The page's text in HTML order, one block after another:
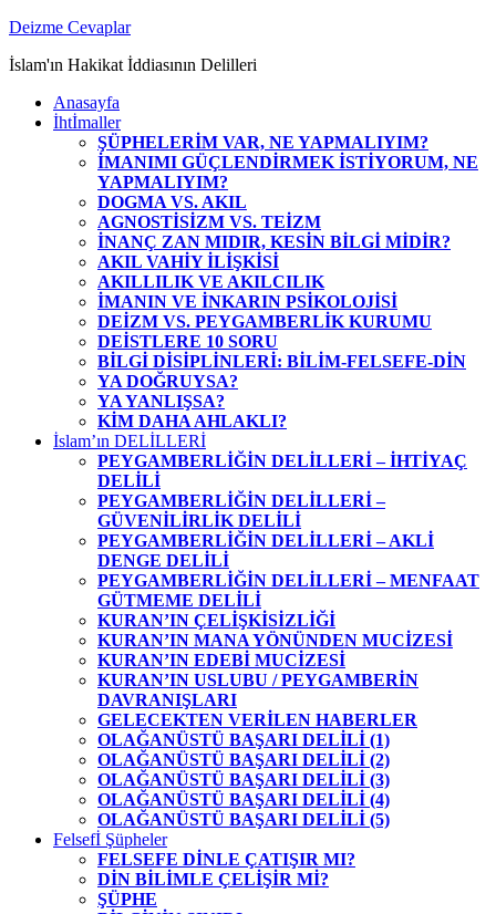
Zum
springen
Deizme Cevaplar
İslam'ın Hakikat İddiasının Delilleri
Anasayfa
İhtİmaller
ŞÜPHELERİM VAR, NE YAPMALIYIM?
İMANIMI GÜÇLENDİRMEK İSTİYORUM, NE
YAPMALIYIM?
DOGMA VS. AKIL
AGNOSTİSİZM VS. TEİZM
İNANÇ ZAN MIDIR, KESİN BİLGİ MİDİR?
AKIL VAHİY İLİŞKİSİ
AKILLILIK VE AKILCILIK
İMANIN VE İNKARIN PSİKOLOJİSİ
DEİZM VS. PEYGAMBERLİK KURUMU
DEİSTLERE 10 SORU
BİLGİ DİSİPLİNLERİ: BİLİM-FELSEFE-DİN
YA DOĞRUYSA?
YA YANLIŞSA?
KİM DAHA AHLAKLI?
İslam’ın DELİLLERİ
PEYGAMBERLİĞİN DELİLLERİ – İHTİYAÇ
DELİLİ
PEYGAMBERLİĞİN DELİLLERİ –
GÜVENİLİRLİK DELİLİ
PEYGAMBERLİĞİN DELİLLERİ – AKLİ
DENGE DELİLİ
PEYGAMBERLİĞİN DELİLLERİ – MENFAAT
GÜTMEME DELİLİ
KURAN’IN ÇELİŞKİSİZLİĞİ
KURAN’IN MANA YÖNÜNDEN MUCİZESİ
KURAN’IN EDEBİ MUCİZESİ
KURAN’IN USLUBU / PEYGAMBERİN
DAVRANIŞLARI
GELECEKTEN VERİLEN HABERLER
OLAĞANÜSTÜ BAŞARI DELİLİ (1)
OLAĞANÜSTÜ BAŞARI DELİLİ (2)
OLAĞANÜSTÜ BAŞARI DELİLİ (3)
OLAĞANÜSTÜ BAŞARI DELİLİ (4)
OLAĞANÜSTÜ BAŞARI DELİLİ (5)
Felsefİ Şüpheler
FELSEFE DİNLE ÇATIŞIR MI?
DİN BİLİMLE ÇELİŞİR Mİ?
ŞÜPHE